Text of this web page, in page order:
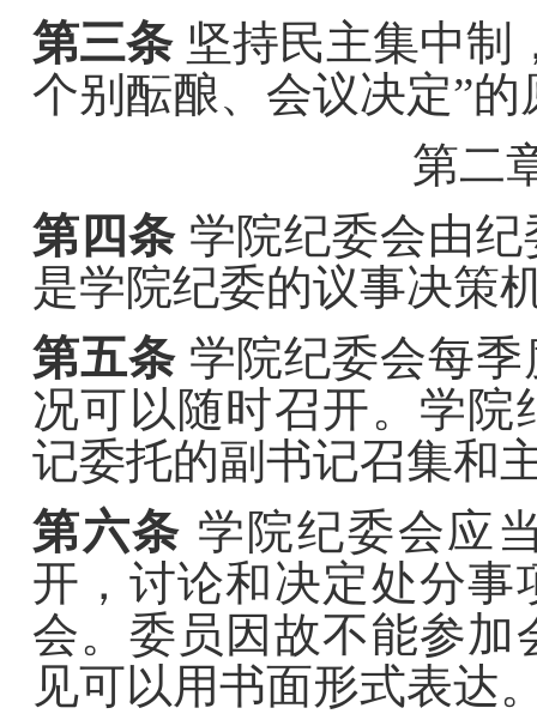
第三条 坚持民主集中制
个别酝酿、会议决定”
第二
第四条 学院纪委会由
是学院纪委的议事决策
第五条 学院纪委会每
况可以随时召开。学
记委托的副书记召集和
第六条 学院纪委会应
开，讨论和决定处分
会。委员因故不能参
见可以用书面形式表达